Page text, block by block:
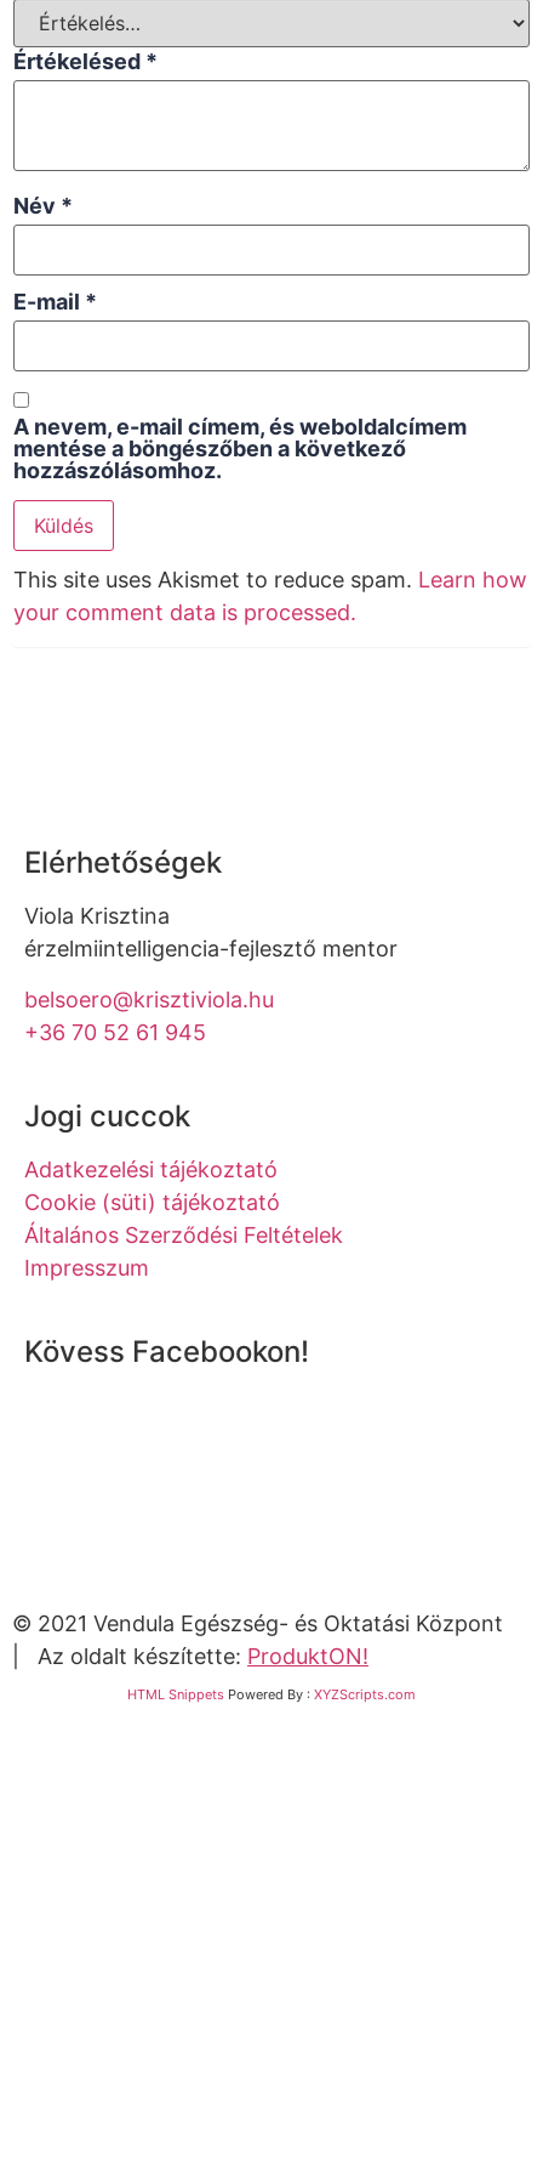
Értékelésed *
Név *
E-mail *
A nevem, e-mail címem, és weboldalcímem
mentése a böngészőben a következő
hozzászólásomhoz.
This site uses Akismet to reduce spam. Learn how
your comment data is processed.
Elérhetőségek
Viola Krisztina
érzelmiintelligencia-fejlesztő mentor
belsoero@krisztiviola.hu
+36 70 52 61 945
Jogi cuccok
Adatkezelési tájékoztató
Cookie (süti) tájékoztató
Általános Szerződési Feltételek
Impresszum
Kövess Facebookon!
© 2021 Vendula Egészség- és Oktatási Központ
| Az oldalt készítette: ProduktON!
HTML Snippets Powered By : XYZScripts.com